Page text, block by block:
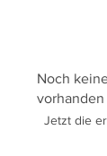
Noch
vorhanden
Jetzt die